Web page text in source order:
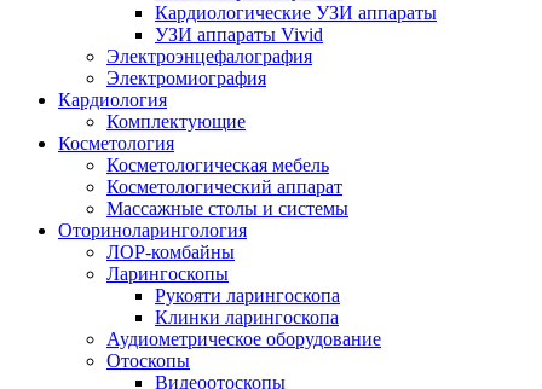
Кардиологические УЗИ аппараты
УЗИ аппараты Vivid
Электроэнцефалография
Электромиография
Кардиология
Комплектующие
Косметология
Косметологическая мебель
Косметологический аппарат
Массажные столы и системы
Оториноларингология
ЛОР-комбайны
Ларингоскопы
Рукояти ларингоскопа
Клинки ларингоскопа
Аудиометрическое оборудование
Отоскопы
Видеоотоскопы